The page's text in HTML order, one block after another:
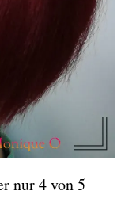
nur 4 von 5